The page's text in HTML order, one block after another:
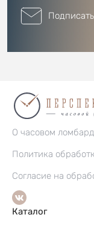
О часовом
Политика
Согласие на
Каталог